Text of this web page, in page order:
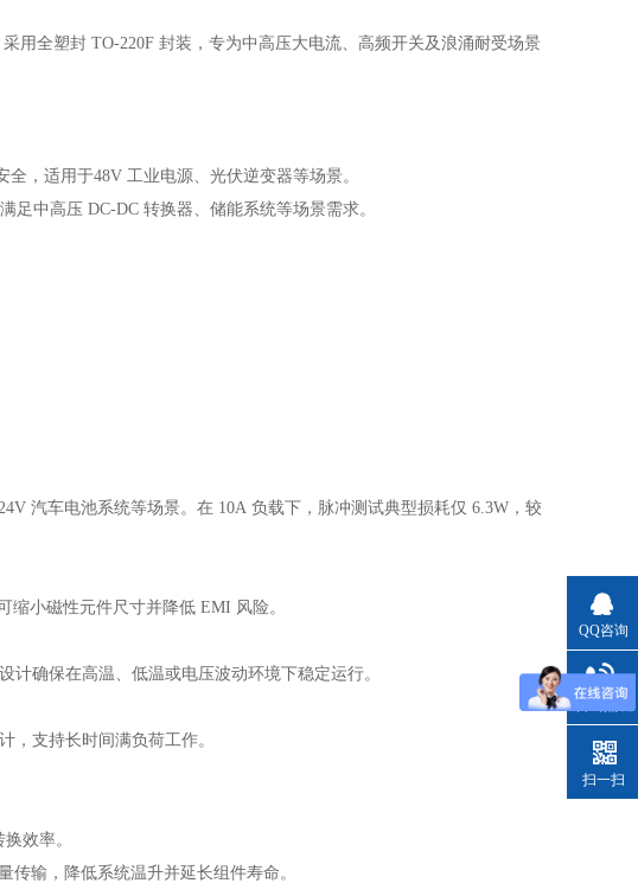
用全塑封 TO-220F 封装，专为中高压大电流、高频开关及浪涌耐受场景
，适用于48V 工业电源、光伏逆变器等场景。
中高压 DC-DC 转换器、储能系统等场景需求。
汽车电池系统等场景。在 10A 负载下，脉冲测试典型损耗仅 6.3W，较
小磁性元件尺寸并降低 EMI 风险。
确保在高温、低温或电压波动环境下稳定运行。
，支持长时间满负荷工作。
效率。
传输，降低系统温升并延长组件寿命。
QQ咨询
扫一扫